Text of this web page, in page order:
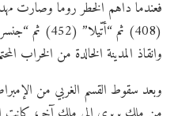
فعندما داهم الخطر روما وصارت
وانقاذ المدينة الخالدة من الخراب